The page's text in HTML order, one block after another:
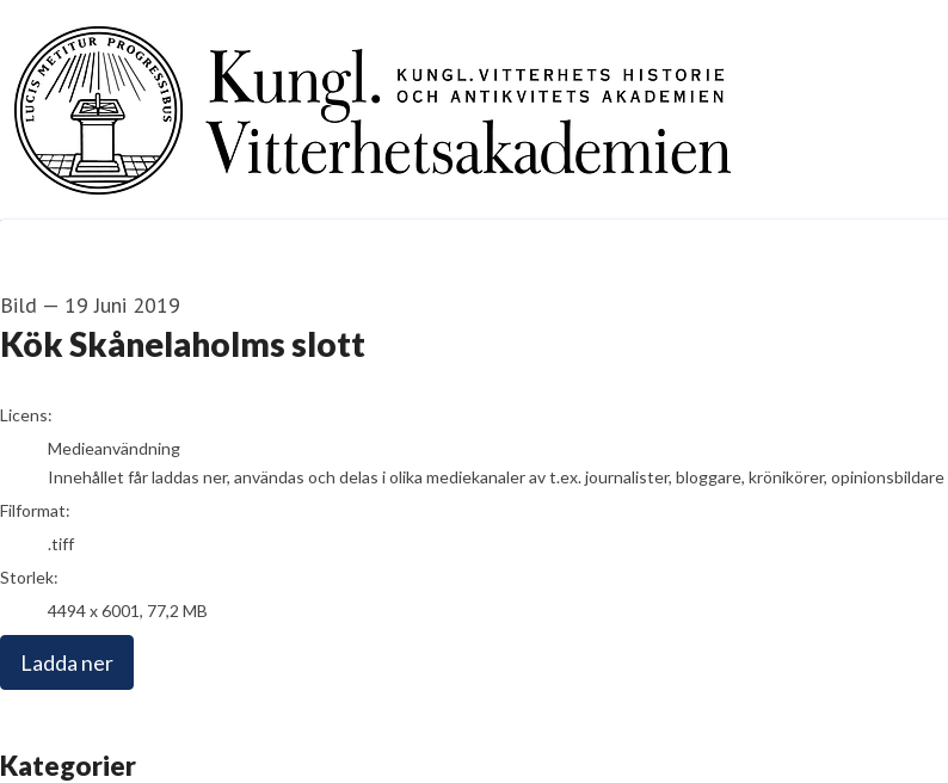
Bild — 19 Juni 2019
Kök Skånelaholms slott
go to media item
Licens:
Medieanvändning
Innehållet får laddas ner, användas och delas i olika mediekanaler av t.ex. journalister, bloggare, krönikörer,
Filformat:
.tiff
Storlek:
4494 x 6001, 77,2 MB
Ladda ner
Kategorier